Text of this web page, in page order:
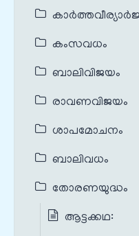
കംസവധം
ബാലിവിജയം
രാവണവിജയം
ശാപമോചനം
ബാലിവധം
തോരണയുദ്ധം
ആട്ടക്കഥ: